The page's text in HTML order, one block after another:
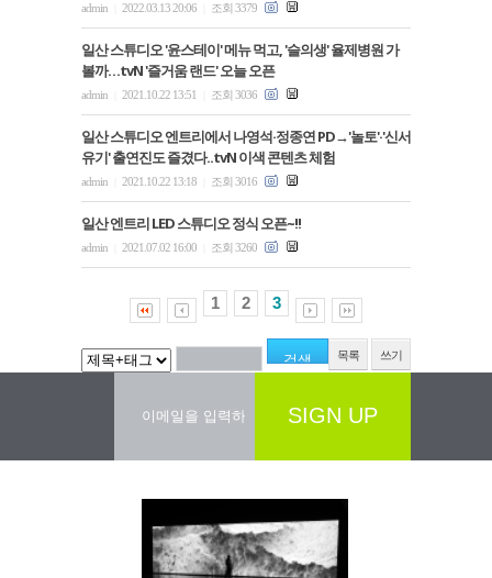
admin 2022.03.13 20:06 조회 3379
일산 스튜디오 '윤스테이' 메뉴 먹고, '슬의생' 율제병원 가
볼까…tvN '즐거움 랜드' 오늘 오픈
admin 2021.10.22 13:51 조회 3036
일산 스튜디오 엔트리에서 나영석·정종연 PD→'놀토'·'신서
유기' 출연진도 즐겼다..tvN 이색 콘텐츠 체험
admin 2021.10.22 13:18 조회 3016
일산 엔트리 LED 스튜디오 정식 오픈~!!
admin 2021.07.02 16:00 조회 3260
1 2 3
목록 쓰기
SIGN UP